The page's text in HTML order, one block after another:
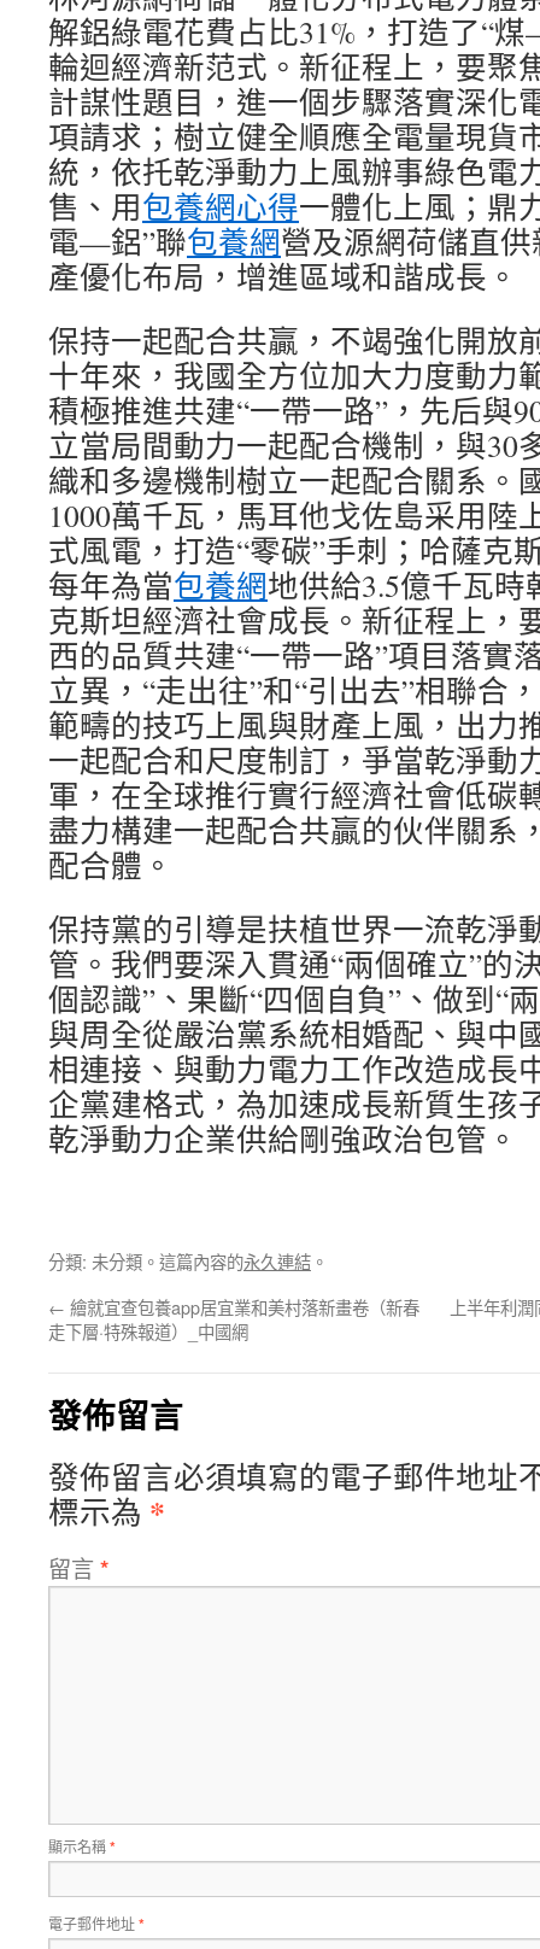
解鋁綠電花費占比31%，打造了“
輪迴經濟新范式。新征程上，要聚
計謀性題目，進一個步驟落實深化
項請求；樹立健全順應全電量現貨
統，依托乾淨動力上風辦事綠色電
售、用包養網心得一體化上風；
電—鋁”聯包養網營及源網荷儲直
產優化布局，增進區域和諧成長。
保持一起配合共贏，不竭強化開放
十年來，我國全方位加大力度動力
積極推進共建“一帶一路”，先后與
立當局間動力一起配合機制，與30
織和多邊機制樹立一起配合關系。
1000萬千瓦，馬耳他戈佐島采用陸
式風電，打造“零碳”手刺；哈薩克
每年為當包養網地供給3.5億千瓦
克斯坦經濟社會成長。新征程上，
西的品質共建“一帶一路”項目落實
立異，“走出往”和“引出去”相聯合
範疇的技巧上風與財產上風，出力
一起配合和尺度制訂，爭當乾淨動
軍，在全球推行實行經濟社會低碳
盡力構建一起配合共贏的伙伴關系
配合體。
保持黨的引導是扶植世界一流乾淨
管。我們要深入貫通“兩個確立”的
個認識”、果斷“四個自負”、做到“
與周全從嚴治黨系統相婚配、與中
相連接、與動力電力工作改造成長
企黨建格式，為加速成長新質生孩
乾淨動力企業供給剛強政治包管。
分類: 未分類。這篇內容的永久連結 。
← 繪就宜查包養app居宜業和美村落新畫卷（新春
走下層·特殊報道）_中國網
上半年利
發佈留言
發佈留言必須填寫的電子郵件地址
標示為 *
留言 *
顯示名稱*
電子郵件地址*